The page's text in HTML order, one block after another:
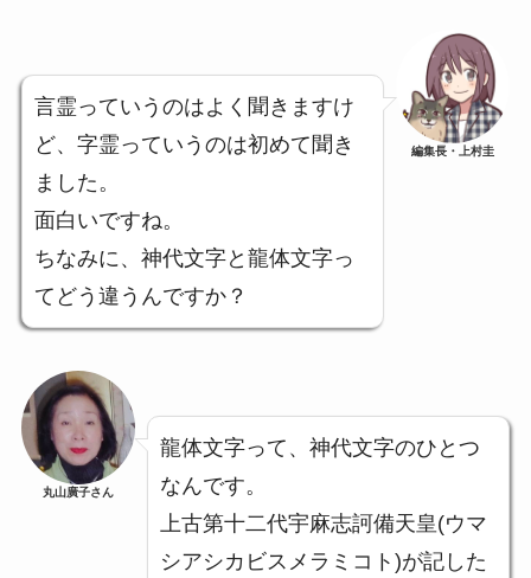
言霊っていうのはよく聞きますけ
ど、字霊っていうのは初めて聞き
ました。
面白いですね。
ちなみに、神代文字と龍体文字っ
てどう違うんですか？
編集長・上村圭
丸山廣子さん
龍体文字って、神代文字のひとつ
なんです。
上古第十二代宇麻志訶備天皇(ウマ
シアシカビスメラミコト)が記した